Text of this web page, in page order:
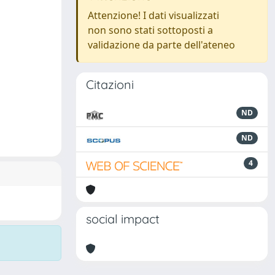
Attenzione! I dati visualizzati
non sono stati sottoposti a
validazione da parte dell'ateneo
Citazioni
ND
ND
4
social impact